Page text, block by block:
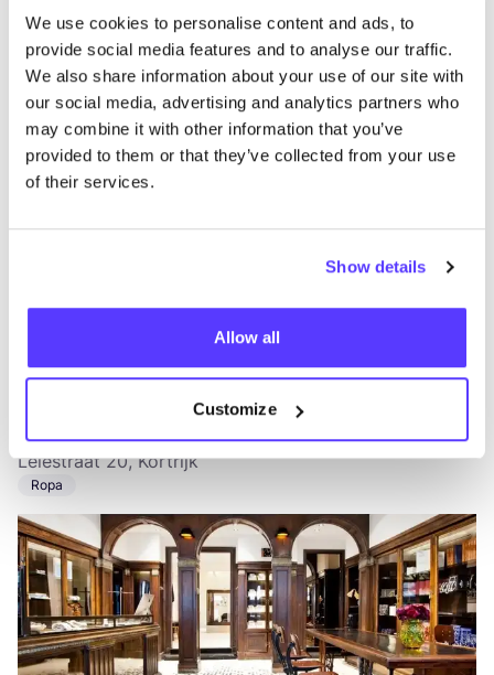
We use cookies to personalise content and ads, to
provide social media features and to analyse our traffic.
We also share information about your use of our site with
our social media, advertising and analytics partners who
may combine it with other information that you’ve
provided to them or that they’ve collected from your use
of their services.
Show details
Allow all
Customize
BUDA11
Budastraat 11, Kortrijk
2a Mano
Café Costume Kortrijk
Leiestraat 20, Kortrijk
Ropa
like